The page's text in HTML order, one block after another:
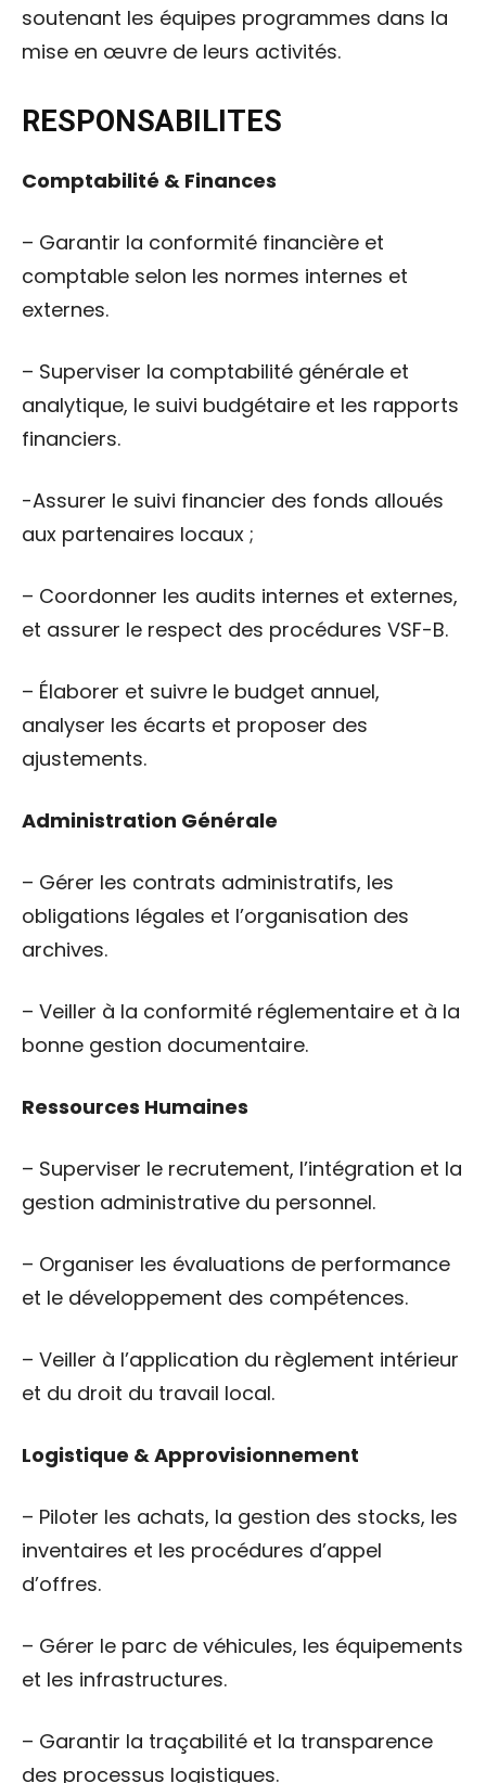
soutenant les équipes programmes dans la
mise en œuvre de leurs activités.
RESPONSABILITES
Comptabilité & Finances
– Garantir la conformité financière et
comptable selon les normes internes et
externes.
– Superviser la comptabilité générale et
analytique, le suivi budgétaire et les rapports
financiers.
-Assurer le suivi financier des fonds alloués
aux partenaires locaux ;
– Coordonner les audits internes et externes,
et assurer le respect des procédures VSF-B.
– Élaborer et suivre le budget annuel,
analyser les écarts et proposer des
ajustements.
Administration Générale
– Gérer les contrats administratifs, les
obligations légales et l’organisation des
archives.
– Veiller à la conformité réglementaire et à la
bonne gestion documentaire.
Ressources Humaines
– Superviser le recrutement, l’intégration et la
gestion administrative du personnel.
– Organiser les évaluations de performance
et le développement des compétences.
– Veiller à l’application du règlement intérieur
et du droit du travail local.
Logistique & Approvisionnement
– Piloter les achats, la gestion des stocks, les
inventaires et les procédures d’appel
d’offres.
– Gérer le parc de véhicules, les équipements
et les infrastructures.
– Garantir la traçabilité et la transparence
des processus logistiques.